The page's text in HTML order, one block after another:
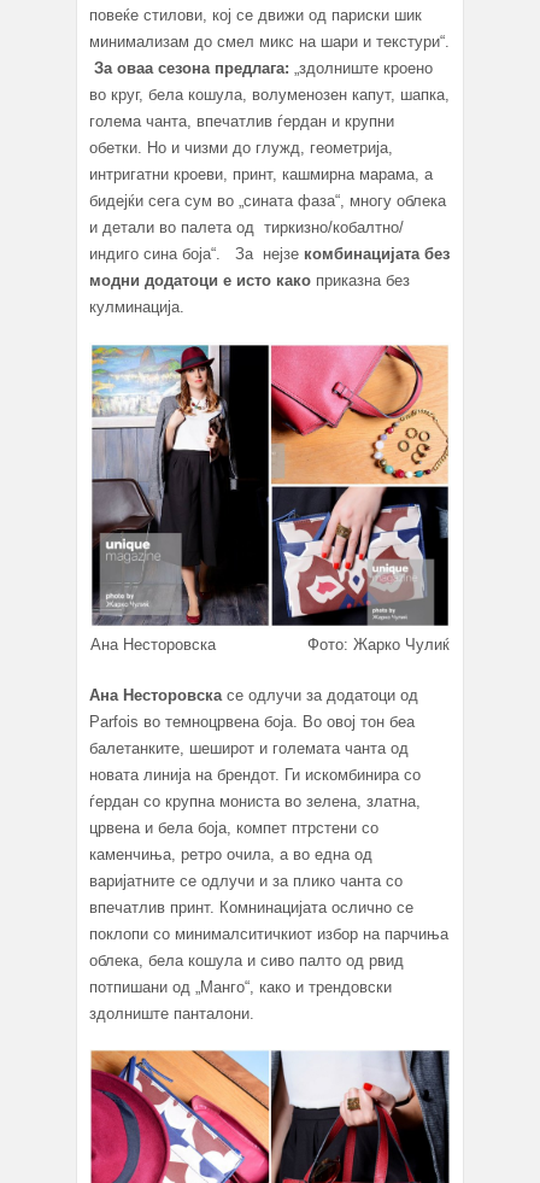
повеќе стилови, кој се движи од париски шик
минимализам до смел микс на шари и текстури“.
За оваа сезона предлага: „здолниште кроено
во круг, бела кошула, волуменозен капут, шапка,
голема чанта, впечатлив ѓердан и крупни
обетки. Но и чизми до глужд, геометрија,
интригатни кроеви, принт, кашмирна марама, а
бидејќи сега сум во „сината фаза“, многу облека
и детали во палета од тиркизно/кобалтно/
индиго сина боја“. За нејзе комбинацијата без
модни додатоци е исто како приказна без
кулминација.
Ана Несторовска Фото: Жарко Чулиќ
Ана Несторовскасе одлучи за додатоци од
Parfois во темноцрвена боја. Во овој тон беа
балетанките, шеширот и големата чанта од
новата линија на брендот. Ги искомбинира со
ѓердан со крупна мониста во зелена, златна,
црвена и бела боја, компет птрстени со
каменчиња, ретро очила, а во една од
варијатните се одлучи и за плико чанта со
впечатлив принт. Комнинацијата ослично се
поклопи со минималситичкиот избор на парчиња
облека, бела кошула и сиво палто од рвид
потпишани од „Манго“, како и трендовски
здолниште панталони.